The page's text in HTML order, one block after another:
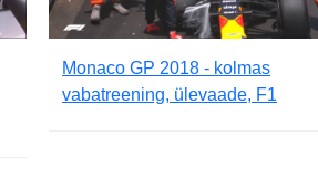
Monaco GP 2018 - kolmas
vabatreening, ülevaade, F1